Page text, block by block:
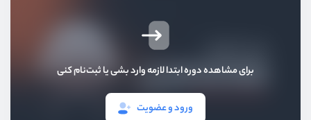
برای مشاهده دوره ابتدا لازمه وارد بشی یا ثبت‌نام کنی
ورود و عضویت
بخش سوم کامپونِنت‌ها
کار با فرم‌ها